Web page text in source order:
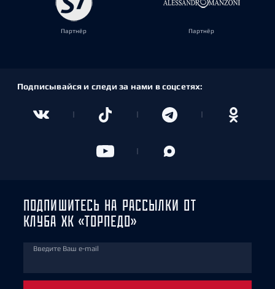
Партнёр Партнёр
Подписывайся и следи за нами в соцсетях:
ПОДПИШИТЕСЬ НА РАССЫЛКИ ОТ
КЛУБА ХК «ТОРПЕДО»
Введите Ваш e-mail